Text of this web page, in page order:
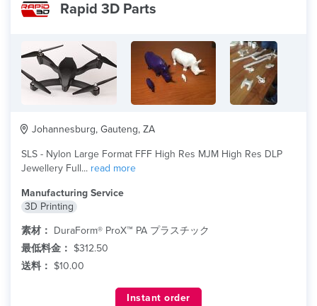
Rapid 3D Parts
Johannesburg, Gauteng, ZA
SLS - Nylon Large Format FFF High Res MJM High Res DLP
Jewellery Full... read more
Manufacturing Service
3D Printing
素材： DuraForm® ProX™ PA プラスチック
最低料金： $312.50
送料： $10.00
Instant order